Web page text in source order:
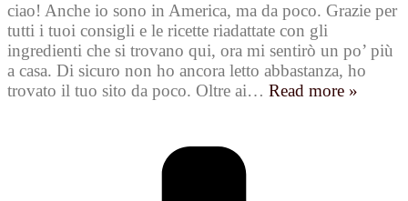
ciao! Anche io sono in America, ma da poco. Grazie per
tutti i tuoi consigli e le ricette riadattate con gli
ingredienti che si trovano qui, ora mi sentirò un po’ più
a casa. Di sicuro non ho ancora letto abbastanza, ho
trovato il tuo sito da poco. Oltre ai… Read more »